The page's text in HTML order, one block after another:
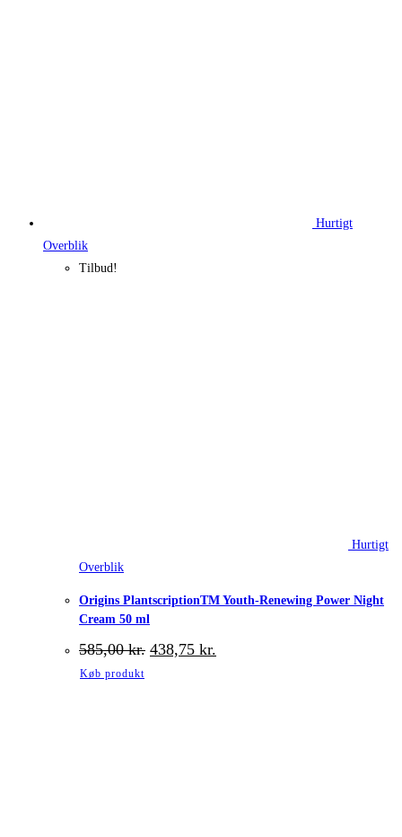
Hurtigt
Overblik
Tilbud!
Hurtigt
Overblik
Origins PlantscriptionTM Youth-Renewing Power Night
Cream 50 ml
585,00kr. Den
oprindelige
438,75 kr.
aktuelle
Køb produkt